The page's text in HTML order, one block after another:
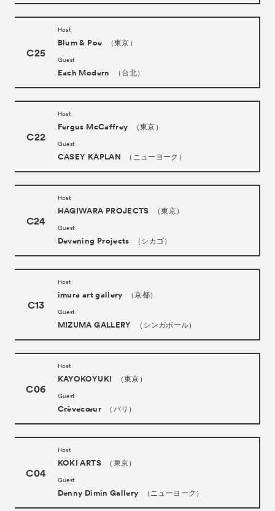
News お知らせ
Exhibitors 出展ギャラリー一覧
- Gallery Collaborations
- Kyoto Meetings
Artworks
ACK Curates
- Satellite Program “Flowers of Time”
- Public Program
Talks トークイベント
For Kids
Special Programs
Associated Programs
Visitor Information
Partners
C25
Host
Blum & Poe （東京）
Guest
Each Modern （台北）
C22
Host
Fergus McCaffrey （東京）
Guest
CASEY KAPLAN （ニューヨーク）
C24
Host
HAGIWARA PROJECTS （東京）
Guest
Devening Projects （シカゴ）
C13
Host
imura art gallery （京都）
Guest
MIZUMA GALLERY （シンガポール）
C06
Host
KAYOKOYUKI （東京）
Guest
Crèvecœur （パリ）
C04
Host
KOKI ARTS （東京）
Guest
Denny Dimin Gallery （ニューヨーク）